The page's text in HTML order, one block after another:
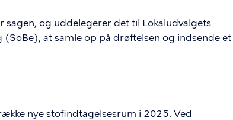
sagen, og uddelegerer det til Lokaludvalgets
at samle op på drøftelsen og indsende et
nye stofindtagelsesrum i 2025. Ved